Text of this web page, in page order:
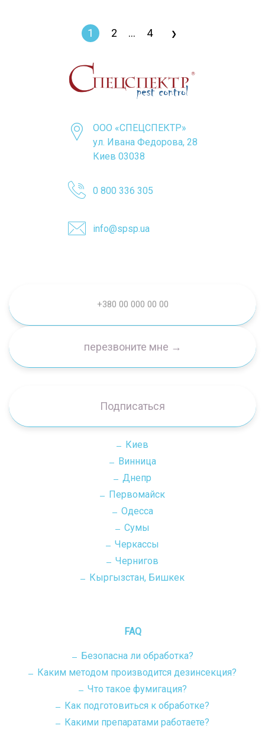
1 2 … 4 ❯
ООО «СПЕЦСПЕКТР»
ул. Ивана Федорова, 28
Киев 03038
0 800 336 305
info@spsp.ua
Подписаться
Киев
Винница
Днепр
Первомайск
Одесса
Сумы
Черкассы
Чернигов
Кыргызстан, Бишкек
FAQ
Безопасна ли обработка?
Каким методом производится дезинсекция?
Что такое фумигация?
Как подготовиться к обработке?
Какими препаратами работаете?